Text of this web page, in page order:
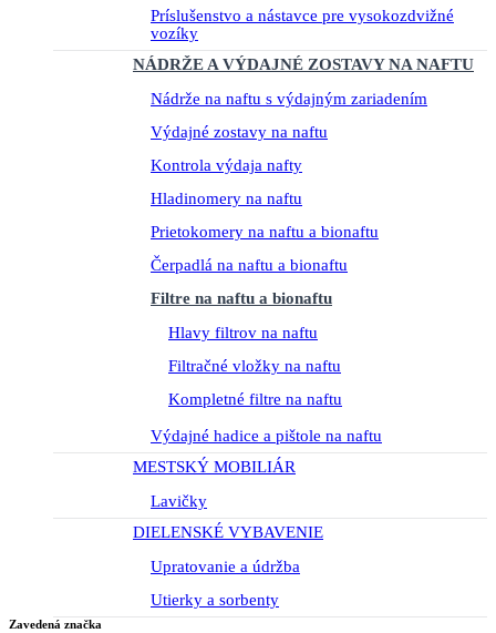
Príslušenstvo a nástavce pre vysokozdvižné
vozíky
NÁDRŽE A VÝDAJNÉ ZOSTAVY NA NAFTU
Nádrže na naftu s výdajným zariadením
Výdajné zostavy na naftu
Kontrola výdaja nafty
Hladinomery na naftu
Prietokomery na naftu a bionaftu
Čerpadlá na naftu a bionaftu
Filtre na naftu a bionaftu
Hlavy filtrov na naftu
Filtračné vložky na naftu
Kompletné filtre na naftu
Výdajné hadice a pištole na naftu
MESTSKÝ MOBILIÁR
Lavičky
DIELENSKÉ VYBAVENIE
Upratovanie a údržba
Utierky a sorbenty
Zavedená značka